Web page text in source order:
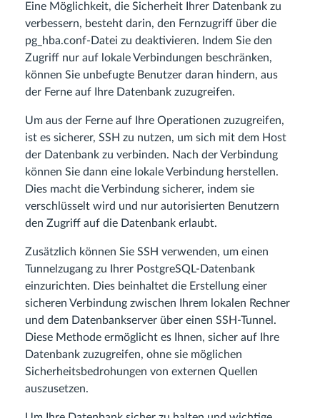
Eine Möglichkeit, die Sicherheit Ihrer Datenbank zu
verbessern, besteht darin, den Fernzugriff über die
pg_hba.conf-Datei zu deaktivieren. Indem Sie den
Zugriff nur auf lokale Verbindungen beschränken,
können Sie unbefugte Benutzer daran hindern, aus
der Ferne auf Ihre Datenbank zuzugreifen.
Um aus der Ferne auf Ihre Operationen zuzugreifen,
ist es sicherer, SSH zu nutzen, um sich mit dem Host
der Datenbank zu verbinden. Nach der Verbindung
können Sie dann eine lokale Verbindung herstellen.
Dies macht die Verbindung sicherer, indem sie
verschlüsselt wird und nur autorisierten Benutzern
den Zugriff auf die Datenbank erlaubt.
Zusätzlich können Sie SSH verwenden, um einen
Tunnelzugang zu Ihrer PostgreSQL-Datenbank
einzurichten. Dies beinhaltet die Erstellung einer
sicheren Verbindung zwischen Ihrem lokalen Rechner
und dem Datenbankserver über einen SSH-Tunnel.
Diese Methode ermöglicht es Ihnen, sicher auf Ihre
Datenbank zuzugreifen, ohne sie möglichen
Sicherheitsbedrohungen von externen Quellen
auszusetzen.